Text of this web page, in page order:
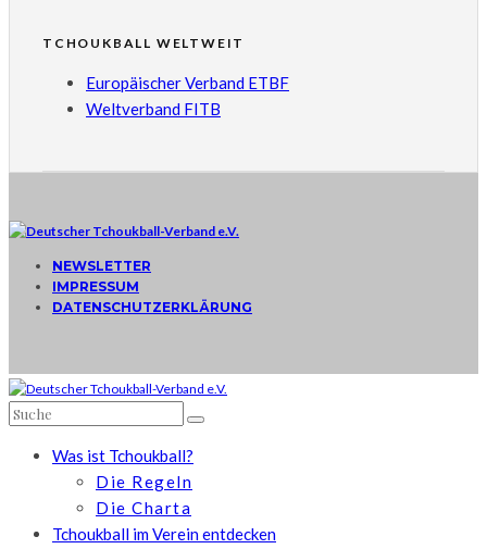
TCHOUKBALL WELTWEIT
Europäischer Verband ETBF
Weltverband FITB
NEWSLETTER
IMPRESSUM
DATENSCHUTZERKLÄRUNG
Was ist Tchoukball?
Die Regeln
Die Charta
Tchoukball im Verein entdecken